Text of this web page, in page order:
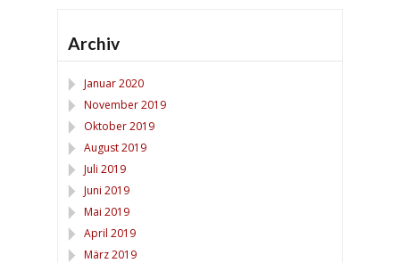
Archiv
Januar 2020
November 2019
Oktober 2019
August 2019
Juli 2019
Juni 2019
Mai 2019
April 2019
März 2019